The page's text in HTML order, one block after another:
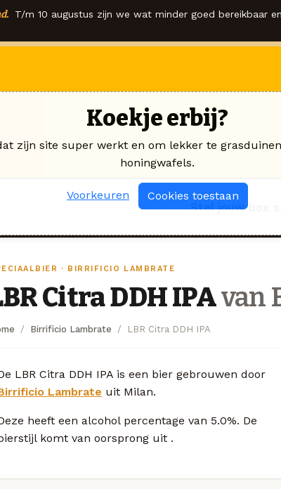
T/m 10 augustus zijn we wat minder goed bereikbaar
Stel jouw box
· BIRRIFICIO LAMBRATE
Citra DDH IPAvan
Birrificio Lambrate LBR Citra DDH IPA
LBR Citra DDH IPA is een bier gebrouwen door
Lambrate uit Milan.
heeft een alcohol percentage van 5.0%. De
komt van oorsprong uit .
Koekje erbij?
zijn site super werkt en om lekker te
honingwafels.
Voorkeuren Cookies toestaan